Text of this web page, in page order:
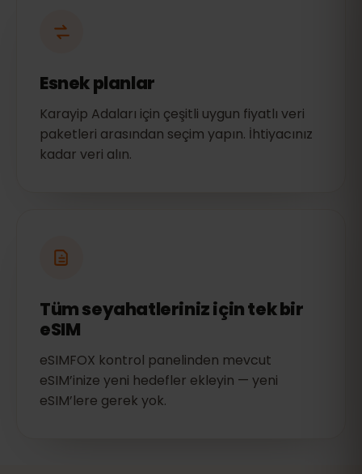
Esnek planlar
Karayip Adaları için çeşitli uygun fiyatlı veri
paketleri arasından seçim yapın. İhtiyacınız
kadar veri alın.
Tüm seyahatleriniz için tek bir
eSIM
eSIMFOX kontrol panelinden mevcut
eSIM’inize yeni hedefler ekleyin — yeni
eSIM’lere gerek yok.